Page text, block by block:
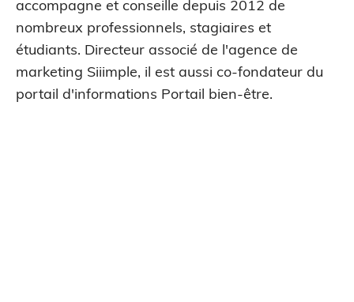
accompagne et conseille depuis 2012 de
nombreux professionnels, stagiaires et
étudiants. Directeur associé de l'agence de
marketing Siiimple, il est aussi co-fondateur du
portail d'informations Portail bien-être.